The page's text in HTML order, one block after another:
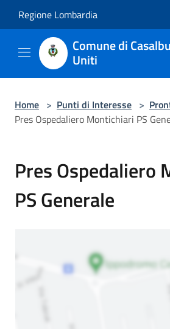
Regione Lombardia
Comune di
Uniti
Home > Punti di Interesse >
Pres Ospedaliero Montichiari PS
Pres Ospedaliero
PS Generale